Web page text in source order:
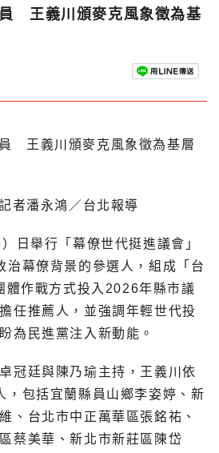
王義川頒麥克風象徵為基
者潘永鴻／台北報導
日舉行「幕僚世代挺進議會」
治幕僚背景的參選人，組成「台
體作戰方式投入2026年縣市議
任推薦人，並強調年輕世代投
為民進黨注入新動能。
冠廷與陳乃瑜主持，王義川依
，包括宜蘭縣員山鄉李姿婷、新
、台北市中正萬華區張銘祐、
蔡美華、新北市新莊區陳岱